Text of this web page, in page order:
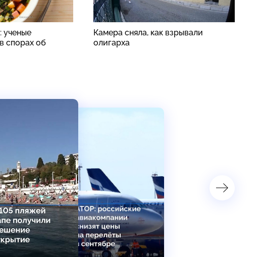
ученые
спорах об
Камера сняла, как взрывали
олигарха